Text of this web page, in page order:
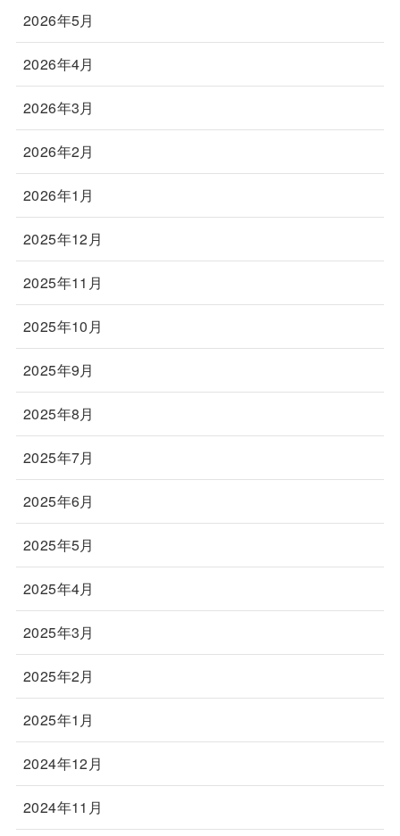
2026年5月
2026年4月
2026年3月
2026年2月
2026年1月
2025年12月
2025年11月
2025年10月
2025年9月
2025年8月
2025年7月
2025年6月
2025年5月
2025年4月
2025年3月
2025年2月
2025年1月
2024年12月
2024年11月